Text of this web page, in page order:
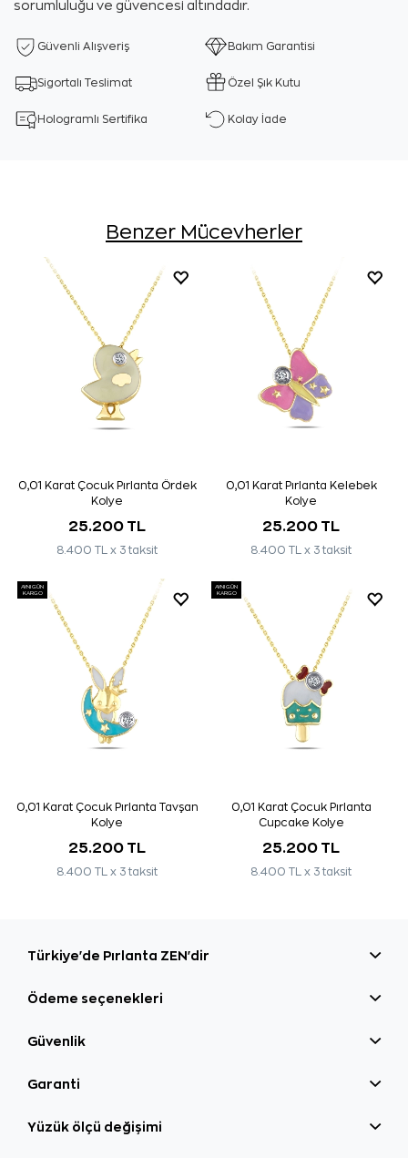
sorumluluğu ve güvencesi altındadır.
Güvenli Alışveriş Bakım Garantisi
Sigortalı Teslimat Özel Şık Kutu
Hologramlı Sertifika Kolay İade
Benzer Mücevherler
0,01 Karat Çocuk Pırlanta Ördek
Kolye
25.200 TL
8.400 TL x 3 taksit
0,01 Karat Pırlanta Kelebek
Kolye
25.200 TL
8.400 TL x 3 taksit
AYNI GÜN
KARGO
0,01 Karat Çocuk Pırlanta Tavşan
Kolye
25.200 TL
8.400 TL x 3 taksit
AYNI GÜN
KARGO
0,01 Karat Çocuk Pırlanta
Cupcake Kolye
25.200 TL
8.400 TL x 3 taksit
Türkiye'de Pırlanta ZEN'dir
Ödeme seçenekleri
Güvenlik
Garanti
Yüzük ölçü değişimi